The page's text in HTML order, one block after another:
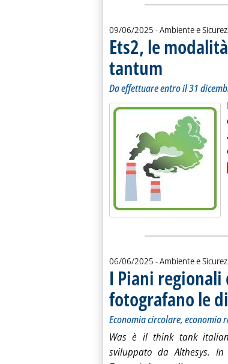
09/06/2025 - Ambiente e
Ets2, le
tantum
Da effettuare entro il 31
Lista allegati PDF
06/06/2025 - Ambiente e
I Piani
fotografano le
Economia circolare, economia
Was è il think tank
sviluppato da Althesys.